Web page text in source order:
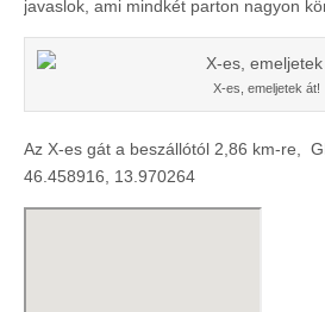
javaslok, ami mindkét parton nagyon
X-es, emeljetek át!
Az X-es gát a beszállótól 2,86 km-re,
46.458916, 13.970264